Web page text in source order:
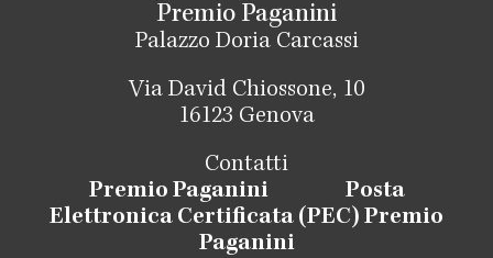
Premio Paganini
Palazzo Doria Carcassi
Via David Chiossone, 10
16123 Genova
Contatti
Premio Paganini
Posta
Elettronica Certificata (PEC) Premio
Paganini